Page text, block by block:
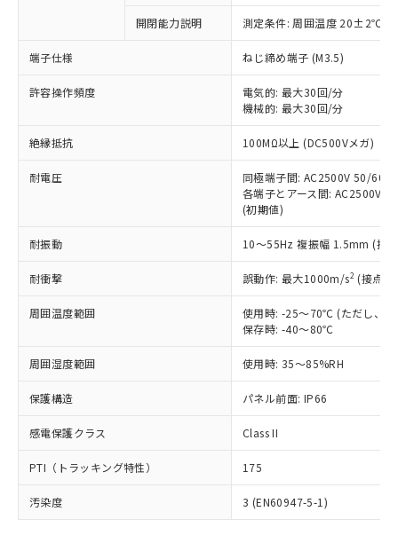
開閉能力説明 測定条件: 周囲温度 20±2℃、
端子仕様 ねじ締め端子 (M3.5)
許容操作頻度
電気的: 最大30回/分
機械的: 最大30回/分
絶縁抵抗 100MΩ以上 (DC500Vメガ)
耐電圧
同極端子間: AC2500V 50/
各端子とアース間: AC2500V
(初期値)
耐振動 10～55Hz 複振幅 1.5mm (接
耐衝撃 誤動作: 最大1000m/s2 (接点
周囲温度範囲
使用時: -25～70℃ (ただし、氷
保存時: -40～80℃
周囲湿度範囲 使用時: 35～85%RH
保護構造 パネル前面: IP66
感電保護クラス Class II
PTI（トラッキング特性） 175
汚染度 3 (EN60947-5-1)
以下の条件をお読みいただき、同意のうえ
ご利用ください。
本サービスは、当社制御機器事業取扱
商品の当社在庫状況および標準価格
当社制御機器事業取扱商品の中には、
本サービスの対象外となる商品もある
ことをご了承ください。
在庫状況および標準価格照会結果は、
記載している更新日時点での社内デー
タに基づき作成されるものであり、閲
覧された時点での実際の在庫および標
準価格とは異なる場合があることをご
正式な納期状況および標準価格はお客
様のお取引先、またはお客様担当のオ
ムロン制御機器販売店・当社販売員に
オムロン制御機器販売店や当社販売拠
販売ネットワーク
」をご確認
ください。
在庫状況および標準価格結果を当社の
事前の承諾なく第三者に漏洩または開
マイパーツ機能（部品リスト作成サー
対応予定なし：EU RoHS指令（10物質）の
非含有に非対応の商品で、対応品を出す予
定はありません。
調査・確認中：EU RoHS指令（10物質）の
非含有の対応状況を調査中または確認中の
非該当品：ライセンス料など無形物で、有
害物質有無と関係のない商品です。
いたものが、含有品と判明した場合などや
むを得ず変更することがあります。
六価クロム(Cr(Ⅵ)) 1000ppm以下、ポリ臭化ビフェニル
類(PBB) 1000ppm以下、ポリ臭化ジフェニルエーテル類
(PBDE) 1000ppm以下、フタル酸ビス(2-エチルヘキシ
ル) (DEHP)(別名：DOP) 1000ppm以下、フタル酸ブチ
ルベンジル（BBP） 1000ppm以下、フタル酸ジブチル
（DBP） 1000ppm以下、フタル酸ジイソブチル
(DIBP) 1000ppm以下
フタル酸エステル類の４物質については閾値を超える意
図的な使用がないことを確認しています。
※2 対応予定月
部品在庫の切り替え状況などにより、予定
月が前後することがあります。
※1 中国RoHS○×表
「○」：最大均質材料含有率が中国RoHSの
基準値以下であることを示します。
「×」：最大均質材料含有率が中国RoHSの
基準値を超えていることを示します。
「－」：未確認です。当社販売部門へお問
*中国RoHS10物質の基準値 (GB/T26572)：
Pb(鉛) :1000ppm、 Hg(水銀) : 1000ppm、 Cd(カドミウ
Cr(Ⅵ)(六価クロム) : 1000ppm、 PBBs(ポリ臭化ビフェ
ニル類) : 1000ppm、 PBDEs(ポリ臭化ジフェニルエーテ
DBP(フタル酸ジブチル) : 1000ppm、 DIBP(フタル酸ジ
イソブチル) : 1000ppm、 BBP(フタル酸ブチルベンジ
ル) : 1000ppm、
DEHP(フタル酸ビス(2-エチルヘキシル)) : 1000ppm
※2 環境保護使用期限
「ｅ」：有害物質（10物質）のすべてが基
準値以下であることを示します。
「10」：通常の使用状況下において有害物
質が外部に漏えいし、環境に深刻な影響を
当社は、これら貴社製品のうち、外国
為替および外国貿易法に定める商品
（以下｢規制貨物等」という）を輸出
または国外への提供する場合は、日本
国政府の輸出許可(または役務取引許
可)を取得するなどの必要な手続きを
当社は規制貨物を破棄する場合は、完
全に破砕するなど、違法に輸出されな
いよう必要な手段を講じます。
ル、化学兵器、生物兵器またはその他
武器並びにこれらの製造装置等に一切
使用いたしません。
当社は、貴社製品を第三者に販売する
場合は、上記1、2および3の内容を当
該第三者に通知します。また当社は、
販売先および販売に係わる関係者が違
法に輸出するおそれがある場合は、取
○ 一定数以上の在庫あり
一定数には満たないが在庫あり
在庫なし(最新の在庫状況につ
いては、お客様のお取引先、ま
たはお客様担当のオムロン制御
機器販売店・当社販売員にご確
認ください)
受注生産機種、また在庫状況の